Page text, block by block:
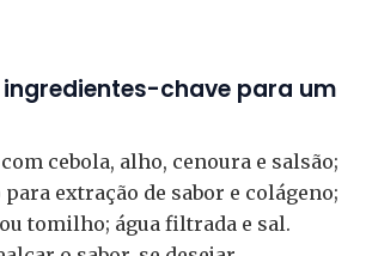
ingredientes-chave para um
cebola, alho, cenoura e salsão;
extração de sabor e colágeno;
tomilho; água filtrada e sal.